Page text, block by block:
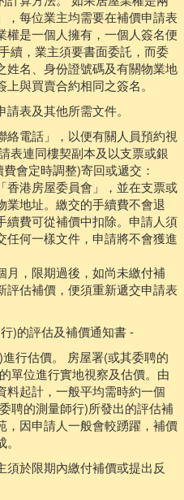
，每位業主均需要在補價申請表
權是一個人擁有，一個人簽名便
續，業主須要書面委託，而委
姓名、身份證號碼及有關物業地
與買賣合約相同之簽名。
表及其他所需文件。
絡電話」，以便有關人員預約視
表連同樓契副本及以支票或銀
會定時調整)寄回或遞交：
香港房屋委員會」，並在支票或
業地址。繳交的手續費不會退
續費可從補價中扣除。申請人須
任何一樣文件，申請將不會獲進
月，限期過後，如尚未繳付補
評估補價，便須重新遞交申請表
)的評估及補價通知書 -
行估價。 房屋署(或其委聘的
單位進行實地視察及估價。由
料起計，一般平均需時約一個
聘的測量師行)所發出的評估補
，因申請人一般會較踴躍，補價
須於限期內繳付補價或提出反